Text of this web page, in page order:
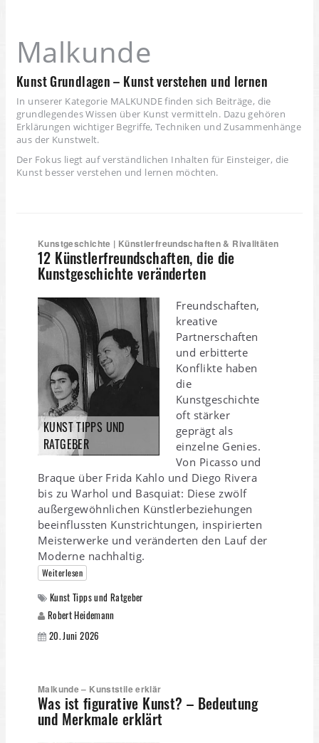
Malkunde
Kunst Grundlagen – Kunst verstehen und lernen
In unserer Kategorie MALKUNDE finden sich Beiträge, die
grundlegendes Wissen über Kunst vermitteln. Dazu gehören
Erklärungen wichtiger Begriffe, Techniken und Zusammenhänge
aus der Kunstwelt.
Der Fokus liegt auf verständlichen Inhalten für Einsteiger, die
Kunst besser verstehen und lernen möchten.
Kunstgeschichte | Künstlerfreundschaften & Rivalitäten
12 Künstlerfreundschaften, die die
Kunstgeschichte veränderten
KUNST TIPPS UND
RATGEBER
Freundschaften,
kreative
Partnerschaften
und erbitterte
Konflikte haben
die
Kunstgeschichte
oft stärker
geprägt als
einzelne Genies.
Von Picasso und
Braque über Frida Kahlo und Diego Rivera
bis zu Warhol und Basquiat: Diese zwölf
außergewöhnlichen Künstlerbeziehungen
beeinflussten Kunstrichtungen, inspirierten
Meisterwerke und veränderten den Lauf der
Moderne nachhaltig.
Weiterlesen
Kunst Tipps und Ratgeber
Robert Heidemann
20. Juni 2026
Malkunde – Kunststile erklär
Was ist figurative Kunst? – Bedeutung
und Merkmale erklärt